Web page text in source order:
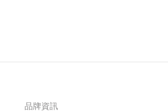
品牌資訊